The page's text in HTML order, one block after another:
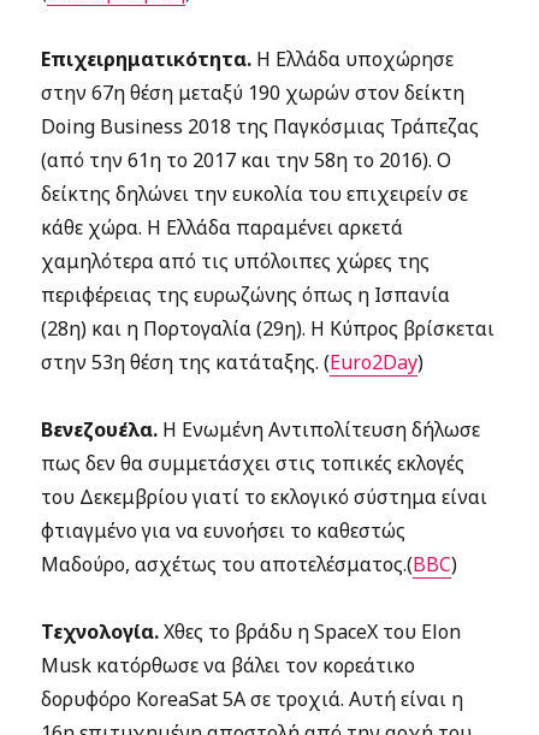
Επιχειρηματικότητα. Η Ελλάδα υποχώρησε
στην 67η θέση μεταξύ 190 χωρών στον δείκτη
Doing Business 2018 της Παγκόσμιας Τράπεζας
(από την 61η το 2017 και την 58η το 2016). Ο
δείκτης δηλώνει την ευκολία του επιχειρείν σε
κάθε χώρα. Η Ελλάδα παραμένει αρκετά
χαμηλότερα από τις υπόλοιπες χώρες της
περιφέρειας της ευρωζώνης όπως η Ισπανία
(28η) και η Πορτογαλία (29η). Η Κύπρος βρίσκεται
στην 53η θέση της κατάταξης. (Euro2Day)
Βενεζουέλα. Η Ενωμένη Αντιπολίτευση δήλωσε
πως δεν θα συμμετάσχει στις τοπικές εκλογές
του Δεκεμβρίου γιατί το εκλογικό σύστημα είναι
φτιαγμένο για να ευνοήσει το καθεστώς
Μαδούρο, ασχέτως του αποτελέσματος.(BBC)
Τεχνολογία. Χθες το βράδυ η SpaceX του Elon
Musk κατόρθωσε να βάλει τον κορεάτικο
δορυφόρο KoreaSat 5A σε τροχιά. Αυτή είναι η